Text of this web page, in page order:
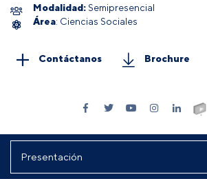
Modalidad: Semipresencial
Área: Ciencias Sociales
Contáctanos Brochure